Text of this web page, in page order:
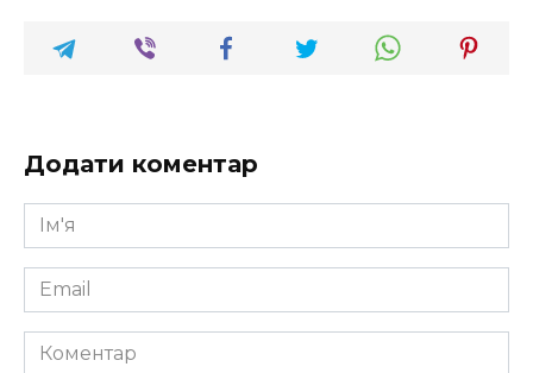
Додати коментар
Ім'я
*
Email
*
Коментар